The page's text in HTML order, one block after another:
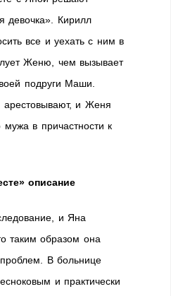
девочка». Кирилл
все и уехать с ним в
Женю, чем вызывает
подруги Маши.
и Женя
мужа в причастности к
описание
и Яна
таким образом она
В больнице
и практически